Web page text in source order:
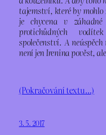
tajemství, které by
je chycena v záhadné
protichůdných
společenství. A
není jen Irenina pověst,
(Pokračování textu…)
3. 5. 2017